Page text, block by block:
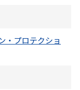
・プロテクショ